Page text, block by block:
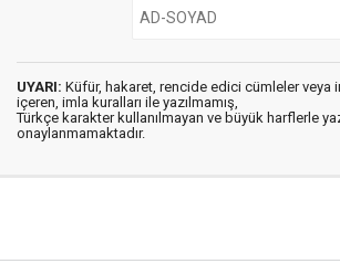
UYARI: Küfür, hakaret, rencide edici cümleler veya
içeren, imla kuralları ile yazılmamış,
Türkçe karakter kullanılmayan ve büyük harflerle
onaylanmamaktadır.